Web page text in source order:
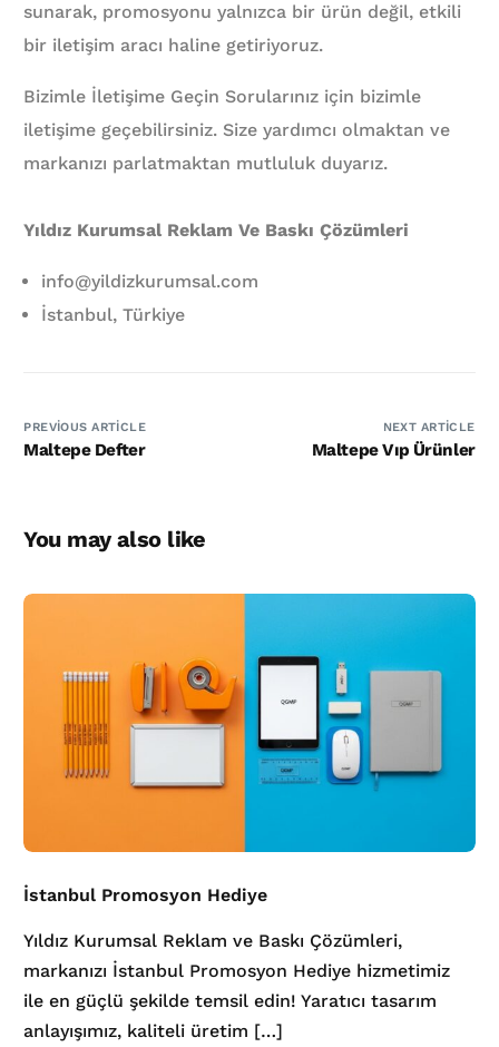
sunarak, promosyonu yalnızca bir ürün değil, etkili
bir iletişim aracı haline getiriyoruz.
Bizimle İletişime Geçin Sorularınız için bizimle
iletişime geçebilirsiniz. Size yardımcı olmaktan ve
markanızı parlatmaktan mutluluk duyarız.
Yıldız Kurumsal Reklam Ve Baskı Çözümleri
info@yildizkurumsal.com
İstanbul, Türkiye
PREVIOUS ARTICLE
Maltepe Defter
NEXT ARTICLE
Maltepe Vıp Ürünler
You may also like
İstanbul Promosyon Hediye
Yıldız Kurumsal Reklam ve Baskı Çözümleri,
markanızı İstanbul Promosyon Hediye hizmetimiz
ile en güçlü şekilde temsil edin! Yaratıcı tasarım
anlayışımız, kaliteli üretim […]